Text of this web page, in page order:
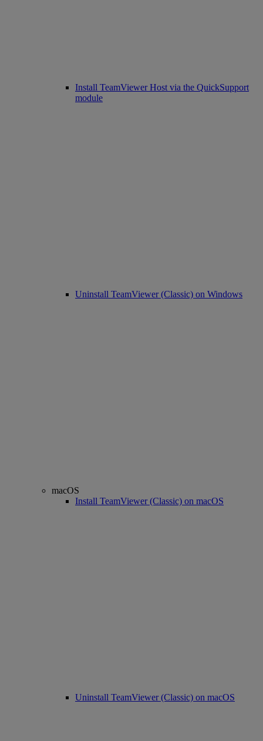
Install TeamViewer Host via the QuickSupport
module
Uninstall TeamViewer (Classic) on Windows
macOS
Install TeamViewer (Classic) on macOS
Uninstall TeamViewer (Classic) on macOS